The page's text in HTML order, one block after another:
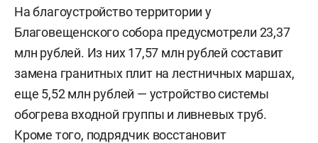
На благоустройство территории у
Благовещенского собора предусмотрели 23,37
млн рублей. Из них 17,57 млн рублей составит
замена гранитных плит на лестничных маршах,
еще 5,52 млн рублей — устройство системы
обогрева входной группы и ливневых труб.
Кроме того, подрядчик восстановит